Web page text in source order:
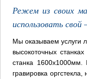
Режем из своих
использовать
Мы оказываем услуги
высокоточных
станка
гравировка